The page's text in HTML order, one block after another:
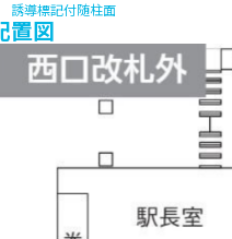
誘導標記付随柱面
置図